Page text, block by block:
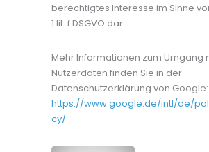
berechtigtes Interesse im Sinne
1 lit. f DSGVO dar.
Mehr Informationen zum Umgang
Nutzerdaten finden Sie in der
Datenschutzerklärung von Google:
https://www.google.de/intl/de/
cy/.